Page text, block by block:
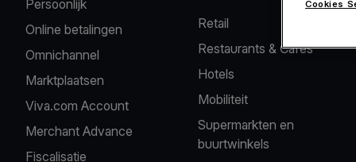
Persoonlijk
Online betalingen
Omnichannel
Marktplaatsen
Viva.com Account
Merchant Advance
Fiscalisatie
Retail
Restaurants & Cafés
Hotels
Mobiliteit
Supermarkten en
buurtwinkels
Cookies